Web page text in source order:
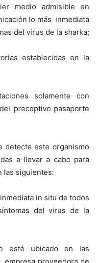
medio admisible en
lo más inmediata
del virus de la sharka;
establecidas en la
solamente con
preceptivo pasaporte
detecte este organismo
a llevar a cabo para
las siguientes:
in situ de todos
del virus de la
esté ubicado en las